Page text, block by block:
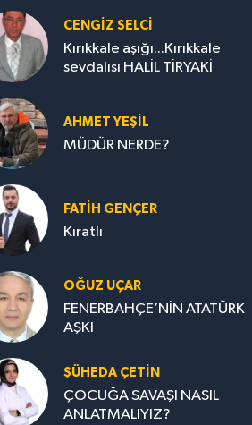
CENGİZ SELCİ
Kırıkkale aşığı...Kırıkkale
sevdalısı HALİL TİRYAKİ
AHMET YEŞİL
MÜDÜR NERDE?
FATIH GENÇER
Kıratlı
OĞUZ UÇAR
FENERBAHÇE’NİN ATATÜRK
AŞKI
ŞÜHEDA ÇETİN
ÇOCUĞA SAVAŞI NASIL
ANLATMALIYIZ?